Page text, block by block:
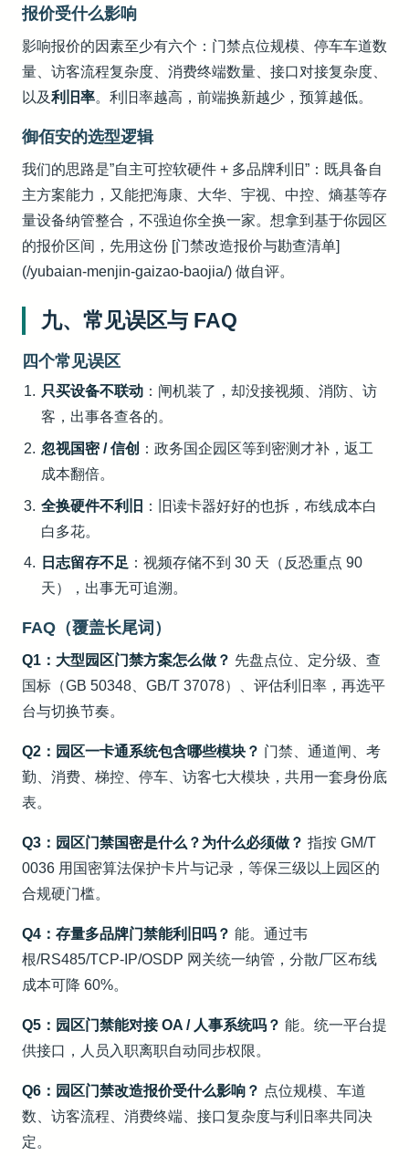
报价受什么影响
影响报价的因素至少有六个：门禁点位规模、停车车道数
量、访客流程复杂度、消费终端数量、接口对接复杂度、
以及利旧率。利旧率越高，前端换新越少，预算越低。
御佰安的选型逻辑
我们的思路是”自主可控软硬件 + 多品牌利旧”：既具备自
主方案能力，又能把海康、大华、宇视、中控、熵基等存
量设备纳管整合，不强迫你全换一家。想拿到基于你园区
的报价区间，先用这份 [门禁改造报价与勘查清单]
(/yubaian-menjin-gaizao-baojia/) 做自评。
九、常见误区与 FAQ
四个常见误区
只买设备不联动 ：闸机装了，却没接视频、消防、访
客，出事各查各的。
忽视国密 / 信创 ：政务国企园区等到密测才补，返工
成本翻倍。
全换硬件不利旧 ：旧读卡器好好的也拆，布线成本白
白多花。
日志留存不足 ：视频存储不到 30 天（反恐重点 90
天），出事无可追溯。
FAQ（覆盖长尾词）
Q1：大型园区门禁方案怎么做？ 先盘点位、定分级、查
国标（GB 50348、GB/T 37078）、评估利旧率，再选平
台与切换节奏。
Q2：园区一卡通系统包含哪些模块？ 门禁、通道闸、考
勤、消费、梯控、停车、访客七大模块，共用一套身份底
表。
Q3：园区门禁国密是什么？为什么必须做？ 指按 GM/T
0036 用国密算法保护卡片与记录，等保三级以上园区的
合规硬门槛。
Q4：存量多品牌门禁能利旧吗？ 能。通过韦
根/RS485/TCP-IP/OSDP 网关统一纳管，分散厂区布线
成本可降 60%。
Q5：园区门禁能对接 OA / 人事系统吗？ 能。统一平台提
供接口，人员入职离职自动同步权限。
Q6：园区门禁改造报价受什么影响？ 点位规模、车道
数、访客流程、消费终端、接口复杂度与利旧率共同决
定。